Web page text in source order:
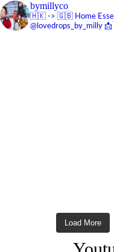
bymillyco
🇭🇰 -> 🇬🇧 Home
@lovedrops_by_milly 📩
Load More